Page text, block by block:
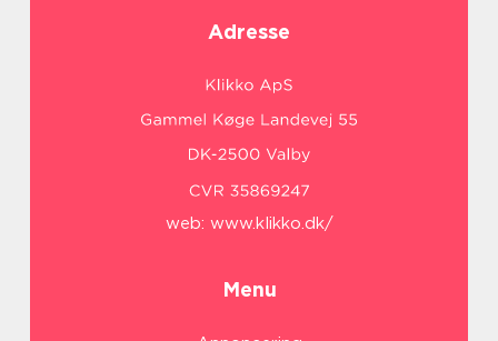
Adresse
web: www.klikko.dk/
Menu